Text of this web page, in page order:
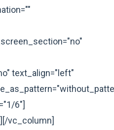
text_align="left"
6"]
vc_column]